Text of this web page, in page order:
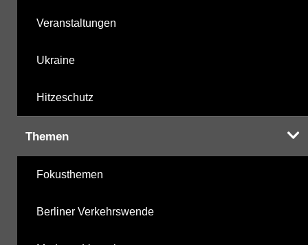
Veranstaltungen
Ukraine
Hitzeschutz
Themen
Fokusthemen
Berliner Verkehrswende